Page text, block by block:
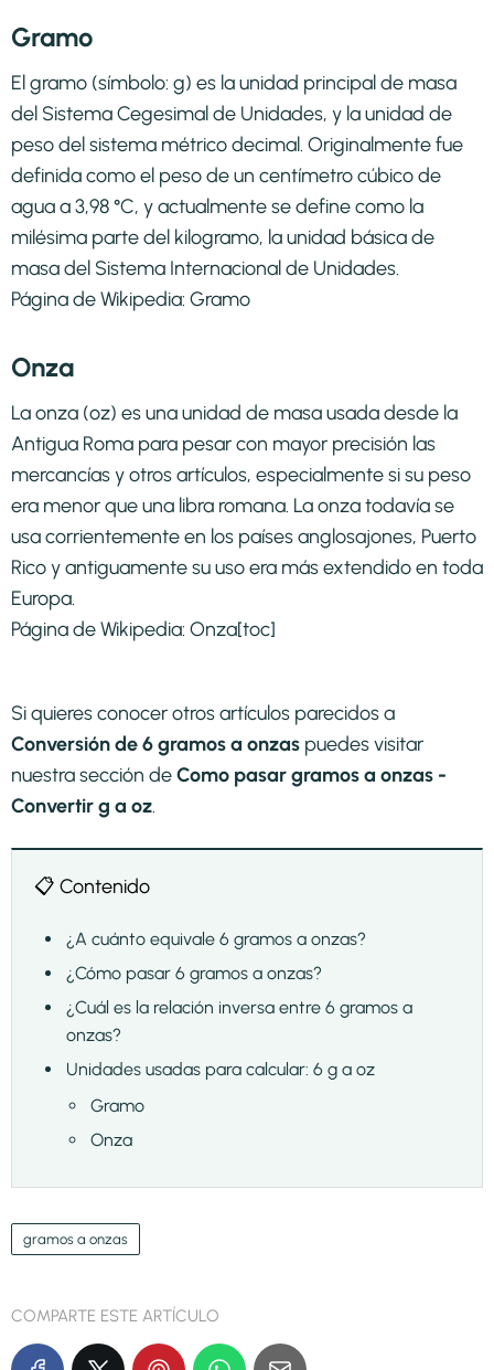
Gramo
El gramo (símbolo: g) es la unidad principal de masa
del Sistema Cegesimal de Unidades, y la unidad de
peso del sistema métrico decimal. Originalmente fue
definida como el peso de un centímetro cúbico de
agua a 3,98 °C, y actualmente se define como la
milésima parte del kilogramo, la unidad básica de
masa del Sistema Internacional de Unidades.
Página de Wikipedia: Gramo
Onza
La onza (oz) es una unidad de masa usada desde la
Antigua Roma para pesar con mayor precisión las
mercancías y otros artículos, especialmente si su peso
era menor que una libra romana. La onza todavía se
usa corrientemente en los países anglosajones, Puerto
Rico y antiguamente su uso era más extendido en toda
Europa.
Página de Wikipedia: Onza[toc]
Si quieres conocer otros artículos parecidos a
Conversión de 6 gramos a onzas puedes visitar
nuestra sección deComo pasar gramos a onzas -
Convertir g a oz.
📋 Contenido
¿A cuánto equivale 6 gramos a onzas?
¿Cómo pasar 6 gramos a onzas?
¿Cuál es la relación inversa entre 6 gramos a
onzas?
Unidades usadas para calcular: 6 g a oz
Gramo
Onza
gramos a onzas
COMPARTE ESTE ARTÍCULO